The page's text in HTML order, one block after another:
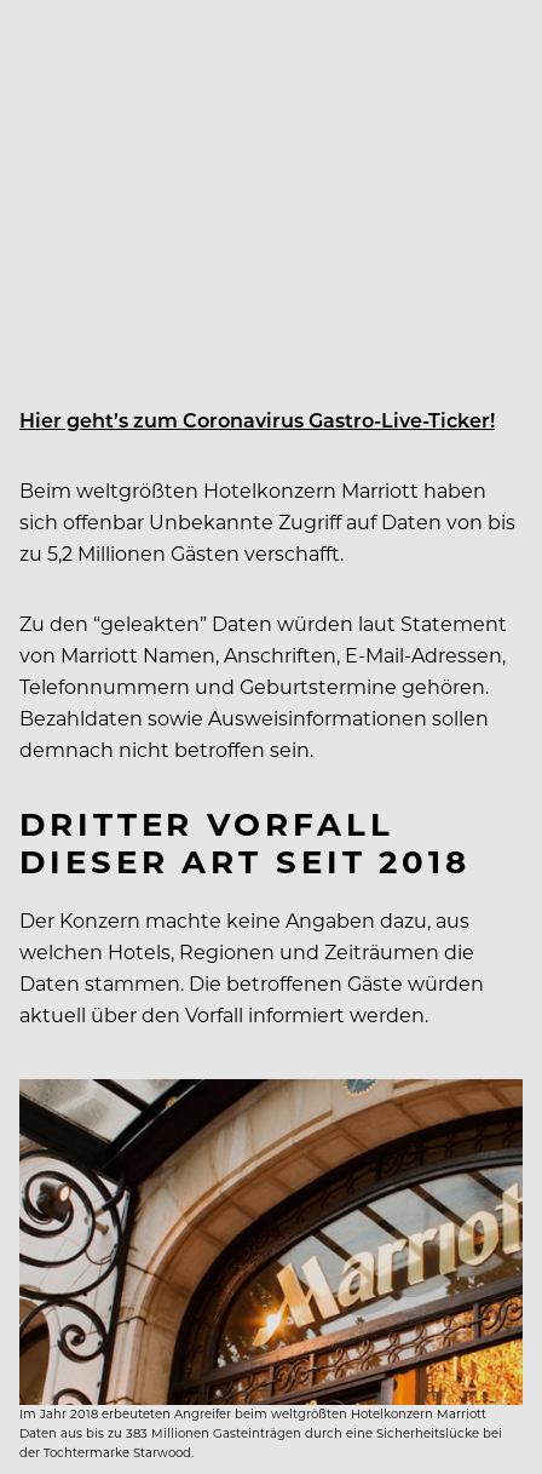
Hier geht’s zum Coronavirus Gastro-Live-Ticker!
Beim weltgrößten Hotelkonzern Marriott haben
sich offenbar Unbekannte Zugriff auf Daten von bis
zu 5,2 Millionen Gästen verschafft.
Zu den “geleakten” Daten würden laut Statement
von Marriott Namen, Anschriften, E-Mail-Adressen,
Telefonnummern und Geburtstermine gehören.
Bezahldaten sowie Ausweisinformationen sollen
demnach nicht betroffen sein.
DRITTER VORFALL
DIESER ART SEIT 2018
Der Konzern machte keine Angaben dazu, aus
welchen Hotels, Regionen und Zeiträumen die
Daten stammen. Die betroffenen Gäste würden
aktuell über den Vorfall informiert werden.
Im Jahr 2018 erbeuteten Angreifer beim weltgrößten Hotelkonzern Marriott
Daten aus bis zu 383 Millionen Gasteinträgen durch eine Sicherheitslücke bei
der Tochtermarke Starwood.